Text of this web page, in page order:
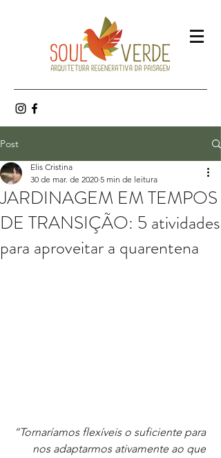
Post
JARDINAGEM EM TEMPOS
DE TRANSIÇÃO: 5 atividades
para aproveitar a quarentena
Elis Cristina
30 de mar. de 2020 5 min de leitura
“Tornaríamos flexíveis o suficiente para
nos adaptarmos ativamente ao que